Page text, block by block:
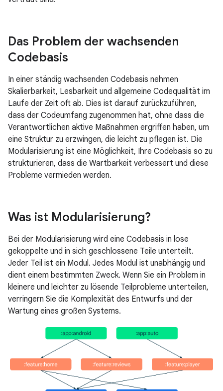
Das Problem der wachsenden
Codebasis
In einer ständig wachsenden Codebasis nehmen
Skalierbarkeit, Lesbarkeit und allgemeine Codequalität im
Laufe der Zeit oft ab. Dies ist darauf zurückzuführen,
dass der Codeumfang zugenommen hat, ohne dass die
Verantwortlichen aktive Maßnahmen ergriffen haben, um
eine Struktur zu erzwingen, die leicht zu pflegen ist. Die
Modularisierung ist eine Möglichkeit, Ihre Codebasis so zu
strukturieren, dass die Wartbarkeit verbessert und diese
Probleme vermieden werden.
Was ist Modularisierung?
Bei der Modularisierung wird eine Codebasis in lose
gekoppelte und in sich geschlossene Teile unterteilt.
Jeder Teil ist ein Modul. Jedes Modul ist unabhängig und
dient einem bestimmten Zweck. Wenn Sie ein Problem in
kleinere und leichter zu lösende Teilprobleme unterteilen,
verringern Sie die Komplexität des Entwurfs und der
Wartung eines großen Systems.